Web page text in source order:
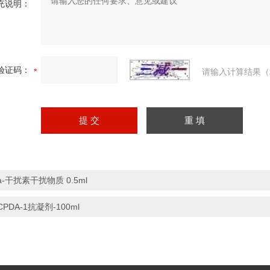
说明：
证码： 请输入计算结果
干扰素干扰物质 0.5ml
1抗凝剂-100ml